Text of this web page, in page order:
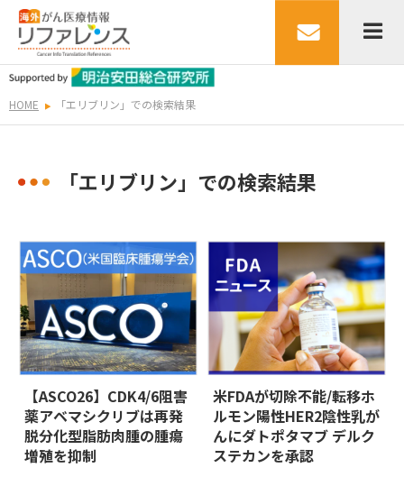
HOME 「エリブリン」での検索結果
「エリブリン」での検索結果
【ASCO26】CDK4/6阻害
薬アベマシクリブは再発
脱分化型脂肪肉腫の腫瘍
増殖を抑制
米FDAが切除不能/転移ホ
ルモン陽性HER2陰性乳が
んにダトポタマブ デルク
ステカンを承認